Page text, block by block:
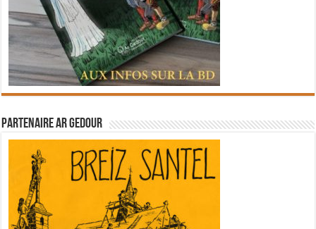
Partenaire Ar Gedour